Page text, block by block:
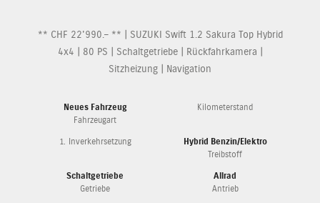
** CHF 22'990.– ** | SUZUKI Swift 1.2 Sakura Top Hybrid
4x4 | 80 PS | Schaltgetriebe | Rückfahrkamera |
Sitzheizung | Navigation
Neues Fahrzeug
Fahrzeugart
Kilometerstand
1. Inverkehrsetzung
Hybrid Benzin/Elektro
Treibstoff
Schaltgetriebe
Getriebe
Allrad
Antrieb